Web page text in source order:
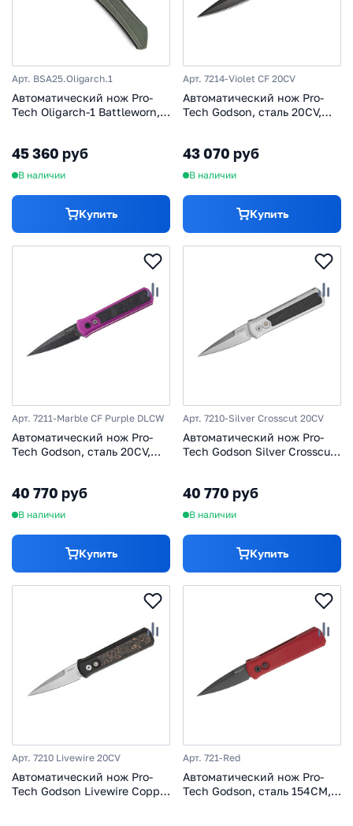
Арт. BSA25.Oligarch.1
Автоматический нож Pro-
Tech Oligarch-1 Battleworn,
45 360 руб
В наличии
Купить
Арт. 7214-Violet CF 20CV
Автоматический нож Pro-
Tech Godson, сталь 20CV,
43 070 руб
В наличии
Купить
Арт. 7211-Marble CF Purple DLCW
Автоматический нож Pro-
Tech Godson, сталь 20CV,
40 770 руб
В наличии
Купить
Арт. 7210-Silver Crosscut 20CV
Автоматический нож Pro-
Tech Godson Silver Crosscut,
серебристый
40 770 руб
В наличии
Купить
Арт. 7210 Livewire 20CV
Автоматический нож Pro-
Tech Godson Livewire Copper
Арт. 721-Red
Автоматический нож Pro-
Tech Godson, сталь 154CM,